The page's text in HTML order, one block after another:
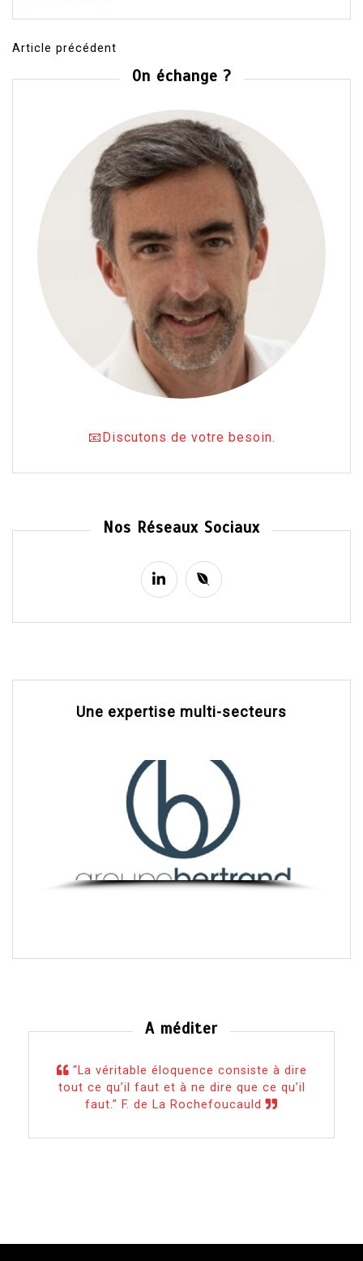
Navigation
de
Article précédent
On échange ?
📧Discutons de votre besoin.
Nos Réseaux Sociaux
Une expertise multi-secteurs
A méditer
“La véritable éloquence consiste à dire
tout ce qu’il faut et à ne dire que ce qu’il
faut.” F. de La Rochefoucauld